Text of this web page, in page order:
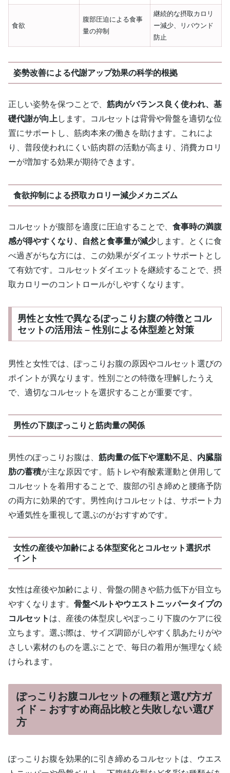
食欲
腹部圧迫による食事
量の抑制
継続的な摂取カロリ
ー減少、リバウンド
防止
姿勢改善による代謝アップ効果の科学的根拠
正しい姿勢を保つことで、 筋肉がバランス良く使われ、基
礎代謝が向上 します。コルセットは背骨や骨盤を適切な位
置にサポートし、筋肉本来の働きを助けます。これによ
り、普段使われにくい筋肉群の活動が高まり、消費カロリ
ーが増加する効果が期待できます。
食欲抑制による摂取カロリー減少メカニズム
コルセットが腹部を適度に圧迫することで、 食事時の満腹
感が得やすくなり、自然と食事量が減少します。とくに食
べ過ぎがちな方には、この効果がダイエットサポートとし
て有効です。コルセットダイエットを継続することで、摂
取カロリーのコントロールがしやすくなります。
男性と女性で異なるぽっこりお腹の特徴とコル
セットの活用法 – 性別による体型差と対策
男性と女性では、ぽっこりお腹の原因やコルセット選びの
ポイントが異なります。性別ごとの特徴を理解したうえ
で、適切なコルセットを選択することが重要です。
男性の下腹ぽっこりと筋肉量の関係
男性のぽっこりお腹は、 筋肉量の低下や運動不足、内臓脂
肪の蓄積が主な原因です。筋トレや有酸素運動と併用して
コルセットを着用することで、腹部の引き締めと腰痛予防
の両方に効果的です。男性向けコルセットは、サポート力
や通気性を重視して選ぶのがおすすめです。
女性の産後や加齢による体型変化とコルセット選択ポ
イント
女性は産後や加齢により、骨盤の開きや筋力低下が目立ち
やすくなります。 骨盤ベルトやウエストニッパータイプの
コルセット は、産後の体型戻しやぽっこり下腹のケアに役
立ちます。選ぶ際は、サイズ調節がしやすく肌あたりがや
さしい素材のものを選ぶことで、毎日の着用が無理なく続
けられます。
ぽっこりお腹コルセットの種類と選び方ガ
イド – おすすめ商品比較と失敗しない選び
方
ぽっこりお腹を効果的に引き締めるコルセットは、ウエス